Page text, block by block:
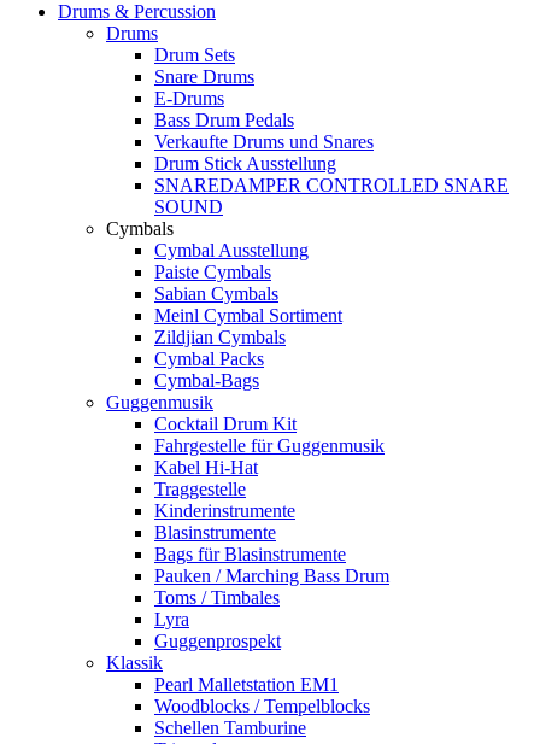
Drums & Percussion
Drums
Drum Sets
Snare Drums
E-Drums
Bass Drum Pedals
Verkaufte Drums und Snares
Drum Stick Ausstellung
SNAREDAMPER CONTROLLED SNARE
SOUND
Cymbals
Cymbal Ausstellung
Paiste Cymbals
Sabian Cymbals
Meinl Cymbal Sortiment
Zildjian Cymbals
Cymbal Packs
Cymbal-Bags
Guggenmusik
Cocktail Drum Kit
Fahrgestelle für Guggenmusik
Kabel Hi-Hat
Traggestelle
Kinderinstrumente
Blasinstrumente
Bags für Blasinstrumente
Pauken / Marching Bass Drum
Toms / Timbales
Lyra
Guggenprospekt
Klassik
Pearl Malletstation EM1
Woodblocks / Tempelblocks
Schellen Tamburine